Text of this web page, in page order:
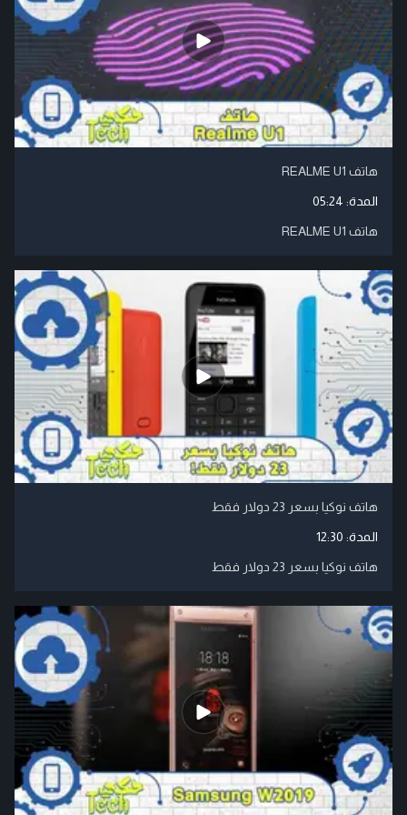
هاتف REALME U1
المدة: 05:24
هاتف REALME U1
هاتف نوكيا بسعر 23 دولار فقط
المدة: 12:30
هاتف نوكيا بسعر 23 دولار فقط